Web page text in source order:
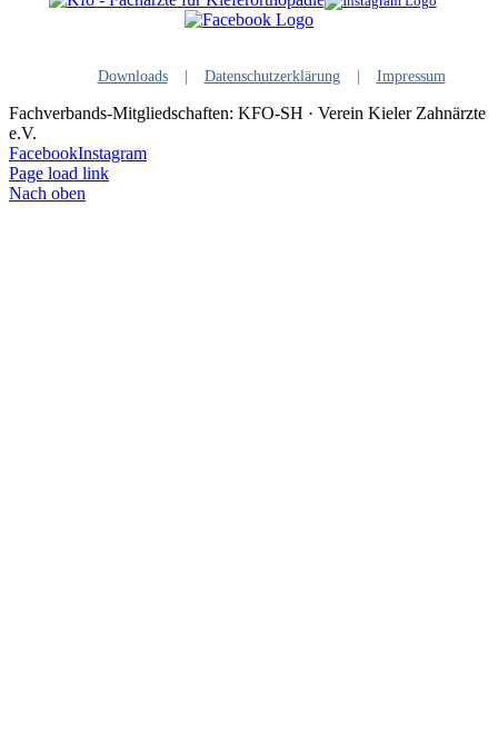
Downloads Datenschutzerklärung Impressum
Fachverbands-Mitgliedschaften: KFO-SH · Verein Kieler Zahnärzte
e.V.
FacebookInstagram
Page load link
Nach oben